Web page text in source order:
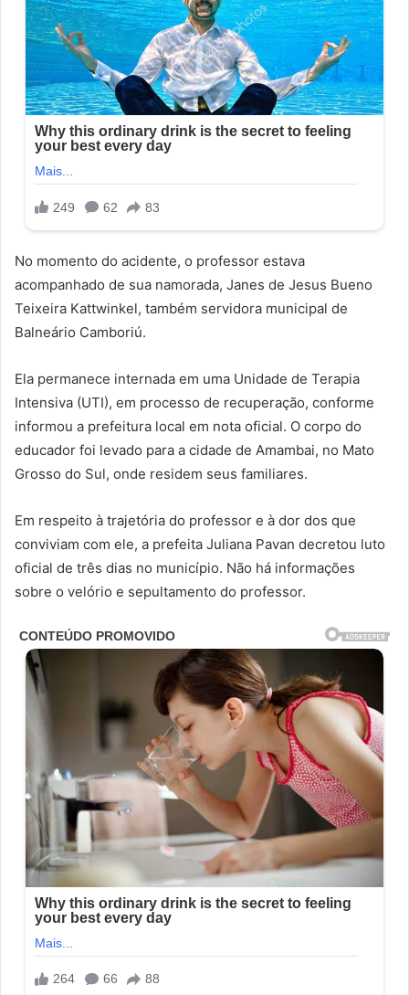
No momento do acidente, o professor estava
acompanhado de sua namorada, Janes de Jesus Bueno
Teixeira Kattwinkel, também servidora municipal de
Balneário Camboriú.
Ela permanece internada em uma Unidade de Terapia
Intensiva (UTI), em processo de recuperação, conforme
informou a prefeitura local em nota oficial. O corpo do
educador foi levado para a cidade de Amambai, no Mato
Grosso do Sul, onde residem seus familiares.
Em respeito à trajetória do professor e à dor dos que
conviviam com ele, a prefeita Juliana Pavan decretou luto
oficial de três dias no município. Não há informações
sobre o velório e sepultamento do professor.